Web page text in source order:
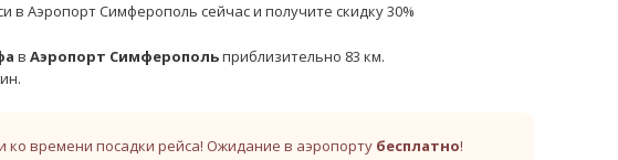
в Аэропорт Симферополь сейчас и получите скидку 30%
в Аэропорт Симферопольприблизительно 83 км.
ко времени посадки рейса! Ожидание в аэропорту бесплатно!